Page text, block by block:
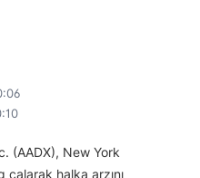
(AADX), New York
çalarak halka arzını